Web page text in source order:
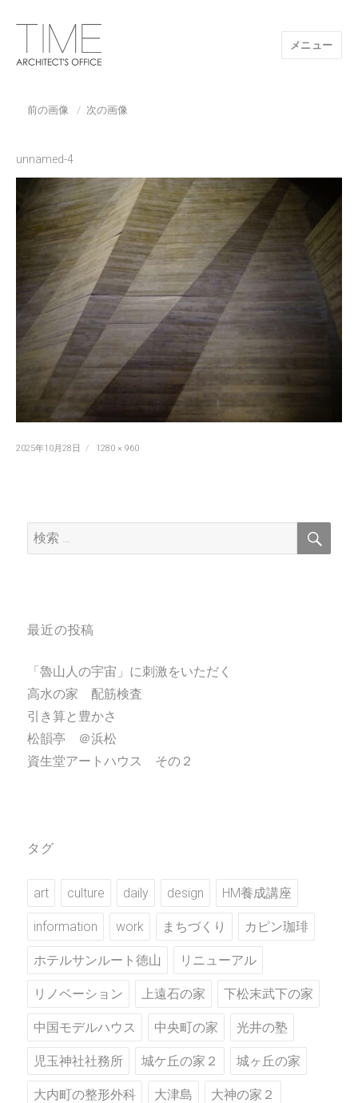
メニュー
前の画像 次の画像
unnamed-4
投
2025年10月28日
フ
1280 × 960
検
索:
検
最近の投稿
「魯山人の宇宙」に刺激をいただく
高水の家 配筋検査
引き算と豊かさ
松韻亭 ＠浜松
資生堂アートハウス その２
タグ
art culture daily design HM養成講座
information work まちづくり カピン珈琲
ホテルサンルート徳山 リニューアル
リノベーション 上遠石の家 下松末武下の家
中国モデルハウス 中央町の家 光井の塾
児玉神社社務所 城ケ丘の家２ 城ヶ丘の家
大内町の整形外科 大津島 大神の家２